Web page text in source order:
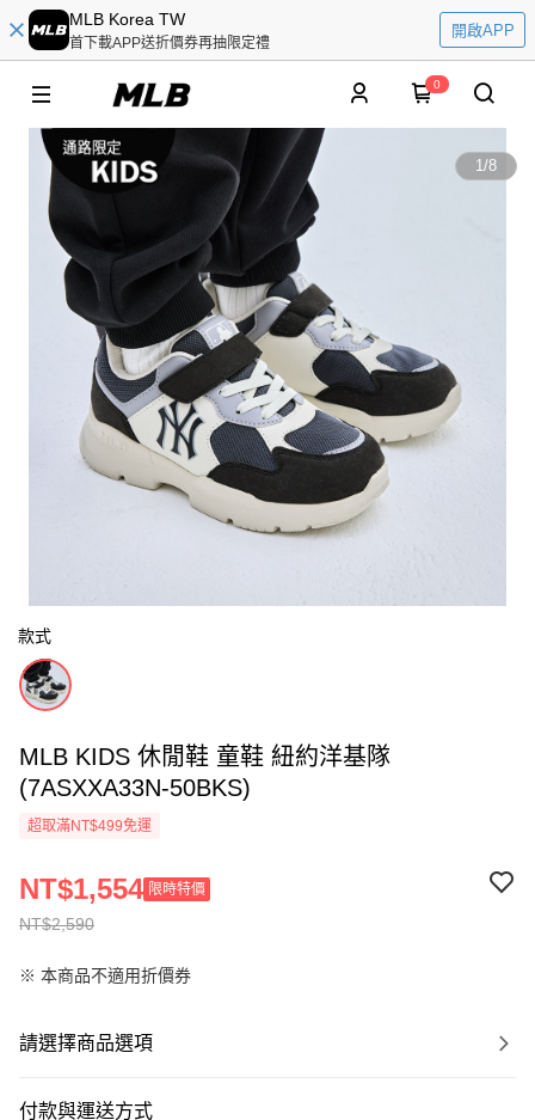
MLB Korea TW
首下載APP送折價券再抽限定禮
開啟APP
0
1/8
款式
MLB KIDS 休閒鞋 童鞋 紐約洋基隊
(7ASXXA33N-50BKS)
超取滿NT$499免運
NT$2,590
NT$1,554 限時特價
※ 本商品不適用折價券
請選擇商品選項
付款與運送方式